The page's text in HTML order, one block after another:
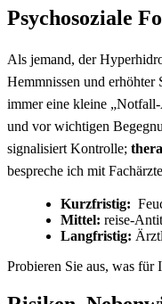
Psychosoziale
Als jemand, ​der
Hemmnissen und erhöhter
‌immer eine kleine
und vor wichtigen
signalisiert Kontrolle;
bespreche ich mit
Kurzfristig:
Mittel: reise-
Langfristig:
Probieren Sie aus, was für